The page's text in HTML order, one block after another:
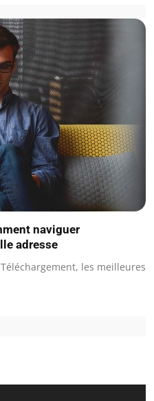
naviguer
adresse
les meilleures